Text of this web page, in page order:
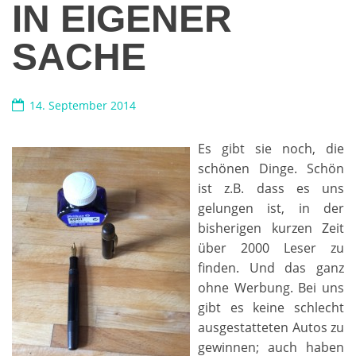
IN EIGENER
SACHE
14. September 2014
Es gibt sie noch, die
schönen Dinge. Schön
ist z.B. dass es uns
gelungen ist, in der
bisherigen kurzen Zeit
über 2000 Leser zu
finden. Und das ganz
ohne Werbung. Bei uns
gibt es keine schlecht
ausgestatteten Autos zu
gewinnen; auch haben